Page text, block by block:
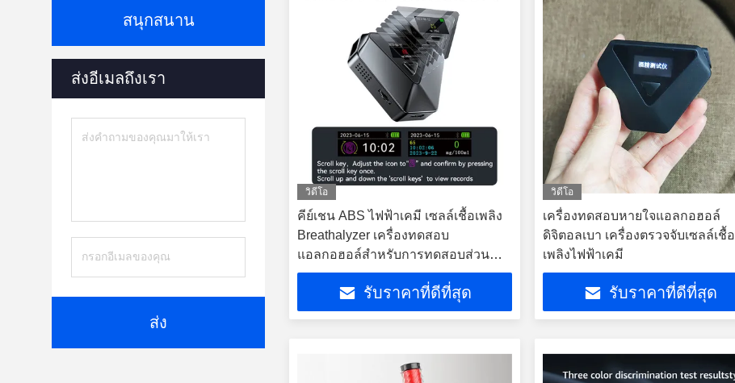
สนุกสนาน
ส่งอีเมลถึงเรา
ส่ง
วิดีโอ
คีย์เชน ABS ไฟฟ้าเคมี เซลล์เชื้อเพลิง
Breathalyzer เครื่องทดสอบ
แอลกอฮอล์สําหรับการทดสอบส่วน
บุคคล
รับราคาที่ดีที่สุด
วิดีโอ
เครื่องทดสอบหายใจแอลกอฮอล์
ดิจิตอลเบา เครื่องตรวจจับเซลล์เชื้อ
เพลิงไฟฟ้าเคมี
รับราคาที่ดีที่สุด